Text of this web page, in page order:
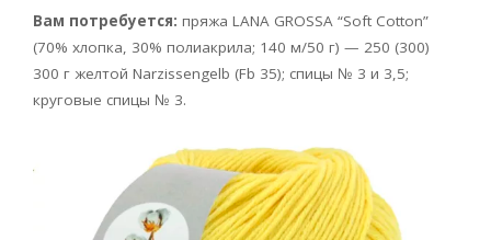
Вам потребуется: пряжа LANA GROSSA “Soft Cotton”
(70% хлопка, 30% полиакрила; 140 м/50 г) — 250 (300)
300 г желтой Narzissengelb (Fb 35); спицы № 3 и 3,5;
круговые спицы № 3.